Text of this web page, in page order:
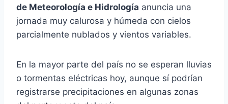
de Meteorología e Hidrología anuncia una
jornada muy calurosa y húmeda con cielos
parcialmente nublados y vientos variables.
En la mayor parte del país no se esperan lluvias
o tormentas eléctricas hoy, aunque sí podrían
registrarse precipitaciones en algunas zonas